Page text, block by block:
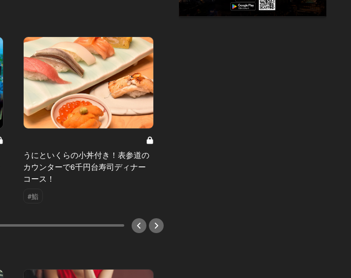
うにといくらの小丼付き！表参道の
カウンターで6千円台寿司ディナー
コース！
#鮨